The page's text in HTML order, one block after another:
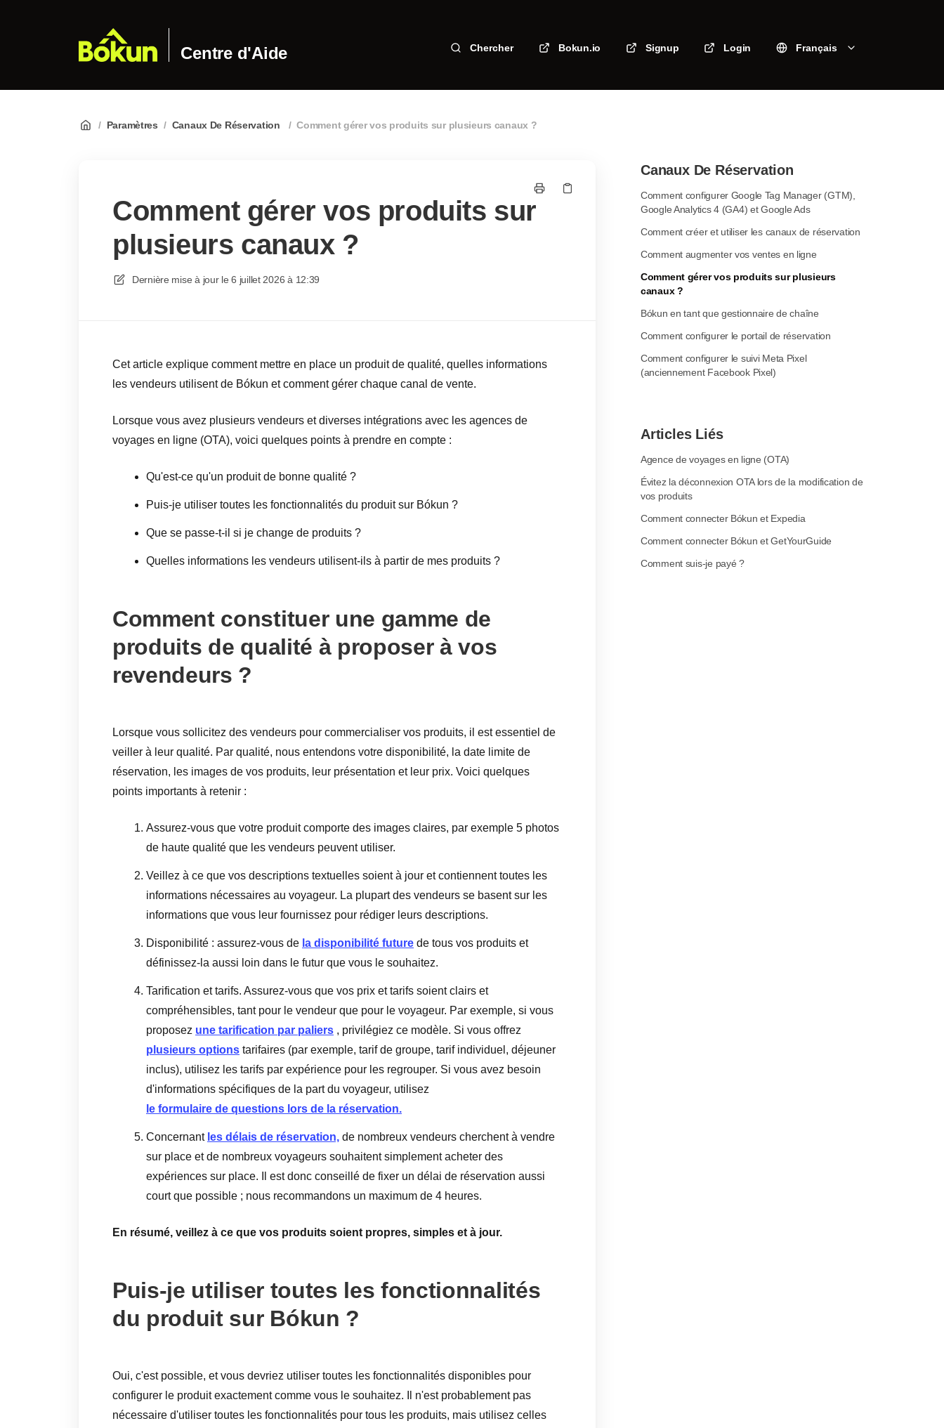
Centre d'Aide Chercher Bokun.io Signup Login Français
/ Paramètres / Canaux De Réservation / Comment gérer vos produits sur plusieurs canaux ?
Comment gérer vos produits sur
plusieurs canaux ?
Dernière mise à jour le 6 juillet 2026 à 12:39
Cet article explique comment mettre en place un produit de qualité, quelles informations
les vendeurs utilisent de Bókun et comment gérer chaque canal de vente.
Lorsque vous avez plusieurs vendeurs et diverses intégrations avec les agences de
voyages en ligne (OTA), voici quelques points à prendre en compte :
Qu'est-ce qu'un produit de bonne qualité ?
Puis-je utiliser toutes les fonctionnalités du produit sur Bókun ?
Que se passe-t-il si je change de produits ?
Quelles informations les vendeurs utilisent-ils à partir de mes produits ?
Comment constituer une gamme de
produits de qualité à proposer à vos
revendeurs ?
Lorsque vous sollicitez des vendeurs pour commercialiser vos produits, il est essentiel de
veiller à leur qualité. Par qualité, nous entendons votre disponibilité, la date limite de
réservation, les images de vos produits, leur présentation et leur prix. Voici quelques
points importants à retenir :
Assurez-vous que votre produit comporte des images claires, par exemple 5 photos
de haute qualité que les vendeurs peuvent utiliser.
Veillez à ce que vos descriptions textuelles soient à jour et contiennent toutes les
informations nécessaires au voyageur. La plupart des vendeurs se basent sur les
informations que vous leur fournissez pour rédiger leurs descriptions.
Disponibilité : assurez-vous de la disponibilité future de tous vos produits et
définissez-la aussi loin dans le futur que vous le souhaitez.
Tarification et tarifs. Assurez-vous que vos prix et tarifs soient clairs et
compréhensibles, tant pour le vendeur que pour le voyageur. Par exemple, si vous
proposez une tarification par paliers , privilégiez ce modèle. Si vous offrez
plusieurs options tarifaires (par exemple, tarif de groupe, tarif individuel, déjeuner
inclus), utilisez les tarifs par expérience pour les regrouper. Si vous avez besoin
d'informations spécifiques de la part du voyageur, utilisez
le formulaire de questions lors de la réservation.
Concernant les délais de réservation, de nombreux vendeurs cherchent à vendre
sur place et de nombreux voyageurs souhaitent simplement acheter des
expériences sur place. Il est donc conseillé de fixer un délai de réservation aussi
court que possible ; nous recommandons un maximum de 4 heures.
En résumé, veillez à ce que vos produits soient propres, simples et à jour.
Puis-je utiliser toutes les fonctionnalités
du produit sur Bókun ?
Oui, c'est possible, et vous devriez utiliser toutes les fonctionnalités disponibles pour
configurer le produit exactement comme vous le souhaitez. Il n'est probablement pas
nécessaire d'utiliser toutes les fonctionnalités pour tous les produits, mais utilisez celles
Canaux De Réservation
Comment configurer Google Tag Manager (GTM),
Google Analytics 4 (GA4) et Google Ads
Comment créer et utiliser les canaux de réservation
Comment augmenter vos ventes en ligne
Comment gérer vos produits sur plusieurs
canaux ?
Bókun en tant que gestionnaire de chaîne
Comment configurer le portail de réservation
Comment configurer le suivi Meta Pixel
(anciennement Facebook Pixel)
Articles Liés
Agence de voyages en ligne (OTA)
Évitez la déconnexion OTA lors de la modification de
vos produits
Comment connecter Bókun et Expedia
Comment connecter Bókun et GetYourGuide
Comment suis-je payé ?